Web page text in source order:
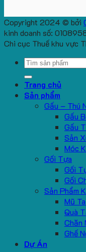
Copyright 2024 © bởi
kinh doanh số:
Chi cục Thuế khu vực
Search
Trang chủ
Sản phẩm
Gấu – Thú
Gấu
Gấu
Sản
Móc
Gối Tựa
Gối
Gối
Sản Phẩm
Mũ
Quà
Chăn
Ghế
Dự Án